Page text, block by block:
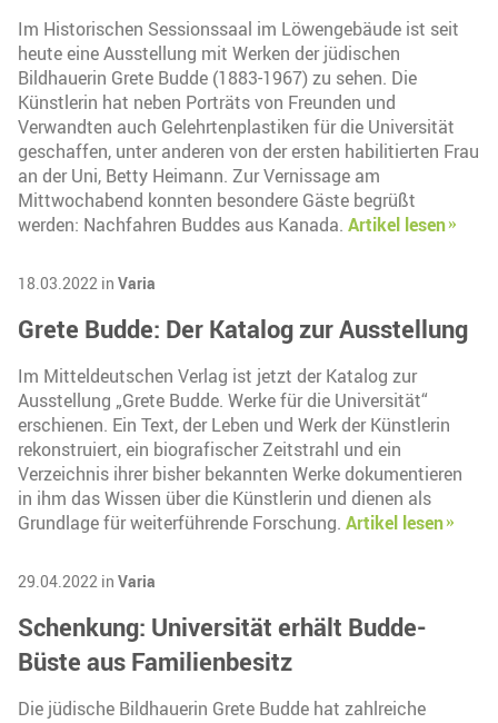
Im Historischen Sessionssaal im Löwengebäude ist seit
heute eine Ausstellung mit Werken der jüdischen
Bildhauerin Grete Budde (1883-1967) zu sehen. Die
Künstlerin hat neben Porträts von Freunden und
Verwandten auch Gelehrtenplastiken für die Universität
geschaffen, unter anderen von der ersten habilitierten Frau
an der Uni, Betty Heimann. Zur Vernissage am
Mittwochabend konnten besondere Gäste begrüßt
werden: Nachfahren Buddes aus Kanada. Artikel lesen
18.03.2022 in Varia
Grete Budde: Der Katalog zur Ausstellung
Im Mitteldeutschen Verlag ist jetzt der Katalog zur
Ausstellung „Grete Budde. Werke für die Universität“
erschienen. Ein Text, der Leben und Werk der Künstlerin
rekonstruiert, ein biografischer Zeitstrahl und ein
Verzeichnis ihrer bisher bekannten Werke dokumentieren
in ihm das Wissen über die Künstlerin und dienen als
Grundlage für weiterführende Forschung. Artikel lesen
29.04.2022 in Varia
Schenkung: Universität erhält Budde-
Büste aus Familienbesitz
Die jüdische Bildhauerin Grete Budde hat zahlreiche